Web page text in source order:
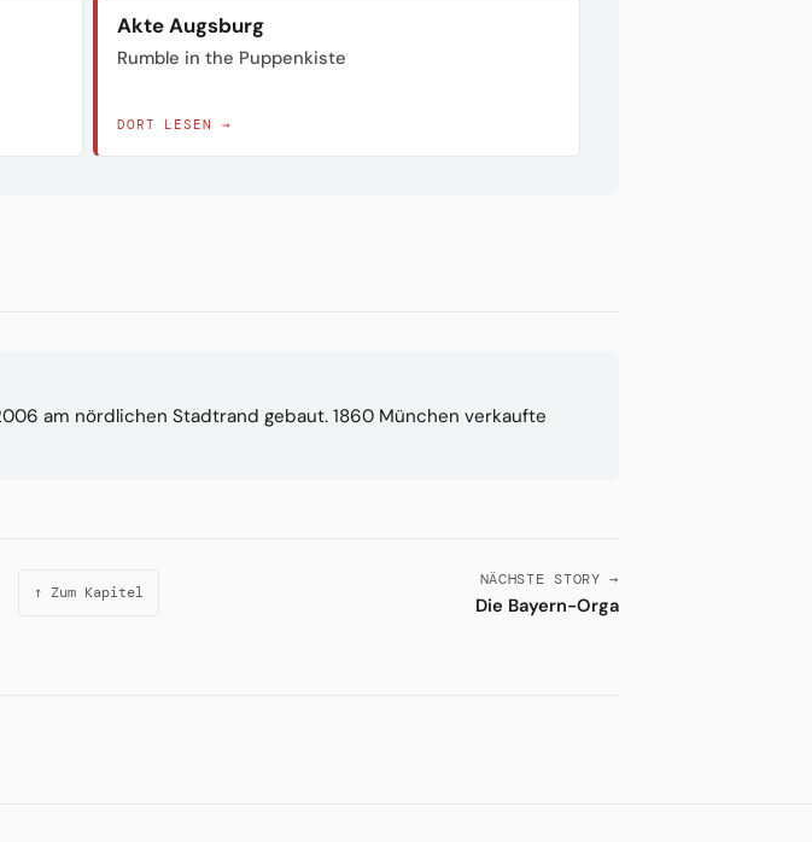
Akte Augsburg
Rumble in the Puppenkiste
DORT LESEN →
am nördlichen Stadtrand gebaut. 1860 München verkaufte
↑ Zum Kapitel
NÄCHSTE STORY →
Die Bayern-Orga